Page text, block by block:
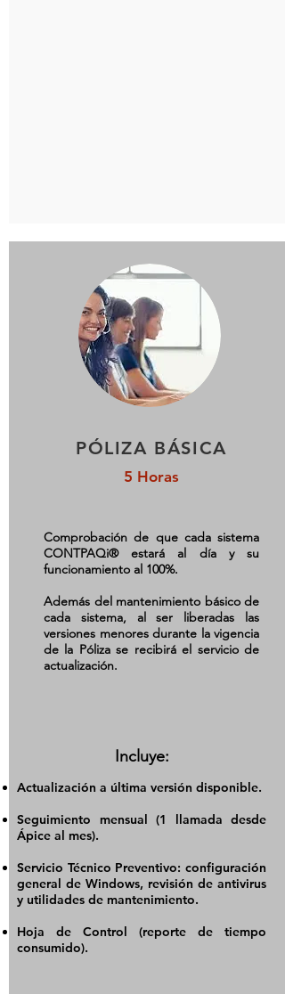
PÓLIZA BÁSICA
5 Horas
Comprobación de que cada sistema
CONTPAQi® estará al día y su
funcionamiento al 100%.
Además del mantenimiento básico de
cada sistema, al ser liberadas las
versiones menores durante la vigencia
de la Póliza se recibirá el servicio de
actualización.
Incluye:
Actualización a última versión disponible.
Seguimiento mensual (1 llamada desde
Ápice al mes).
Servicio Técnico Preventivo: configuración
general de Windows, revisión de antivirus
y utilidades de mantenimiento.
Hoja de Control (reporte de tiempo
consumido).